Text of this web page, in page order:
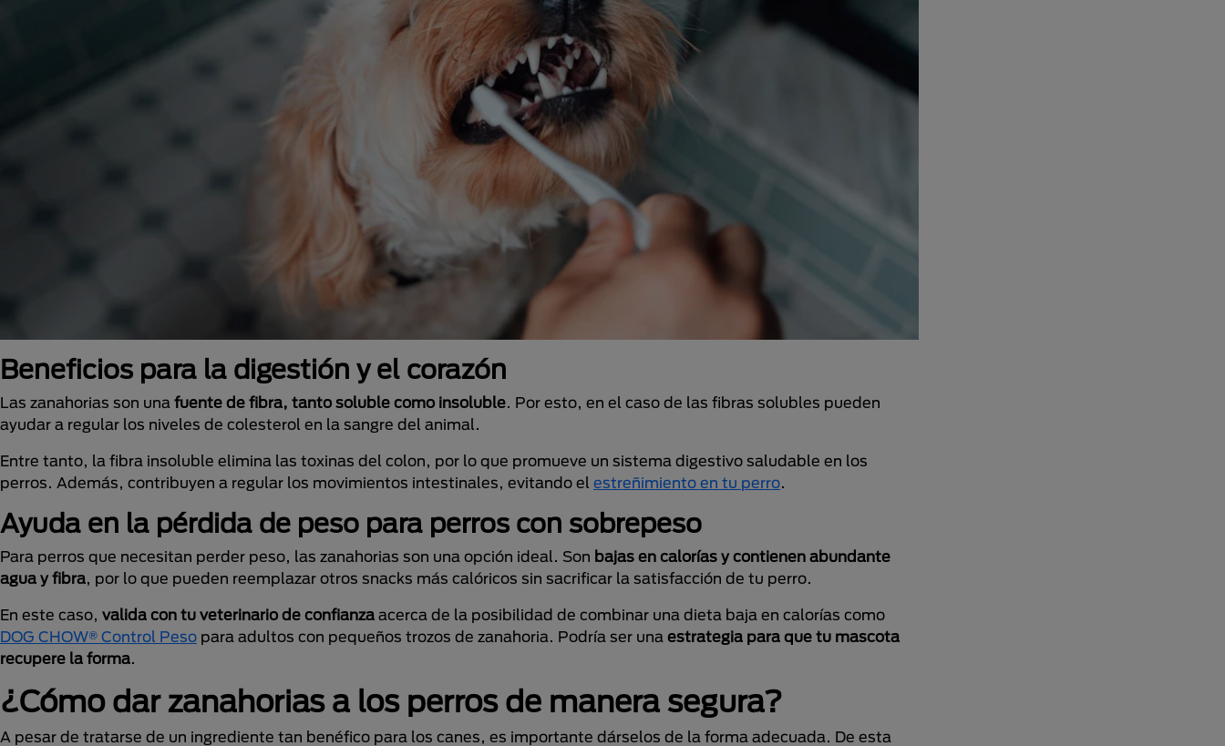
Beneficios para la digestión y el corazón
Las zanahorias son una fuente de fibra, tanto soluble como insoluble. Por esto, en el caso de las fibras solubles pueden
ayudar a regular los niveles de colesterol en la sangre del animal.
Entre tanto, la fibra insoluble elimina las toxinas del colon, por lo que promueve un sistema digestivo saludable en los
perros. Además, contribuyen a regular los movimientos intestinales, evitando el estreñimiento en tu perro.
Ayuda en la pérdida de peso para perros con sobrepeso
Para perros que necesitan perder peso, las zanahorias son una opción ideal. Son bajas en calorías y contienen abundante
agua y fibra, por lo que pueden reemplazar otros snacks más calóricos sin sacrificar la satisfacción de tu perro.
En este caso, valida con tu veterinario de confianza acerca de la posibilidad de combinar una dieta baja en calorías como
DOG CHOW® Control Peso para adultos con pequeños trozos de zanahoria. Podría ser una estrategia para que tu mascota
recupere la forma.
¿Cómo dar zanahorias a los perros de manera segura?
A pesar de tratarse de un ingrediente tan benéfico para los canes, es importante dárselos de la forma adecuada. De esta